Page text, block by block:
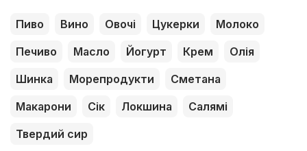
Пиво Вино Овочі Цукерки
Молоко
Печиво
Масло Йогурт Крем
Олія
Шинка
Морепродукти
Сметана
Макарони
Сік Локшина
Салямі
Твердий сир